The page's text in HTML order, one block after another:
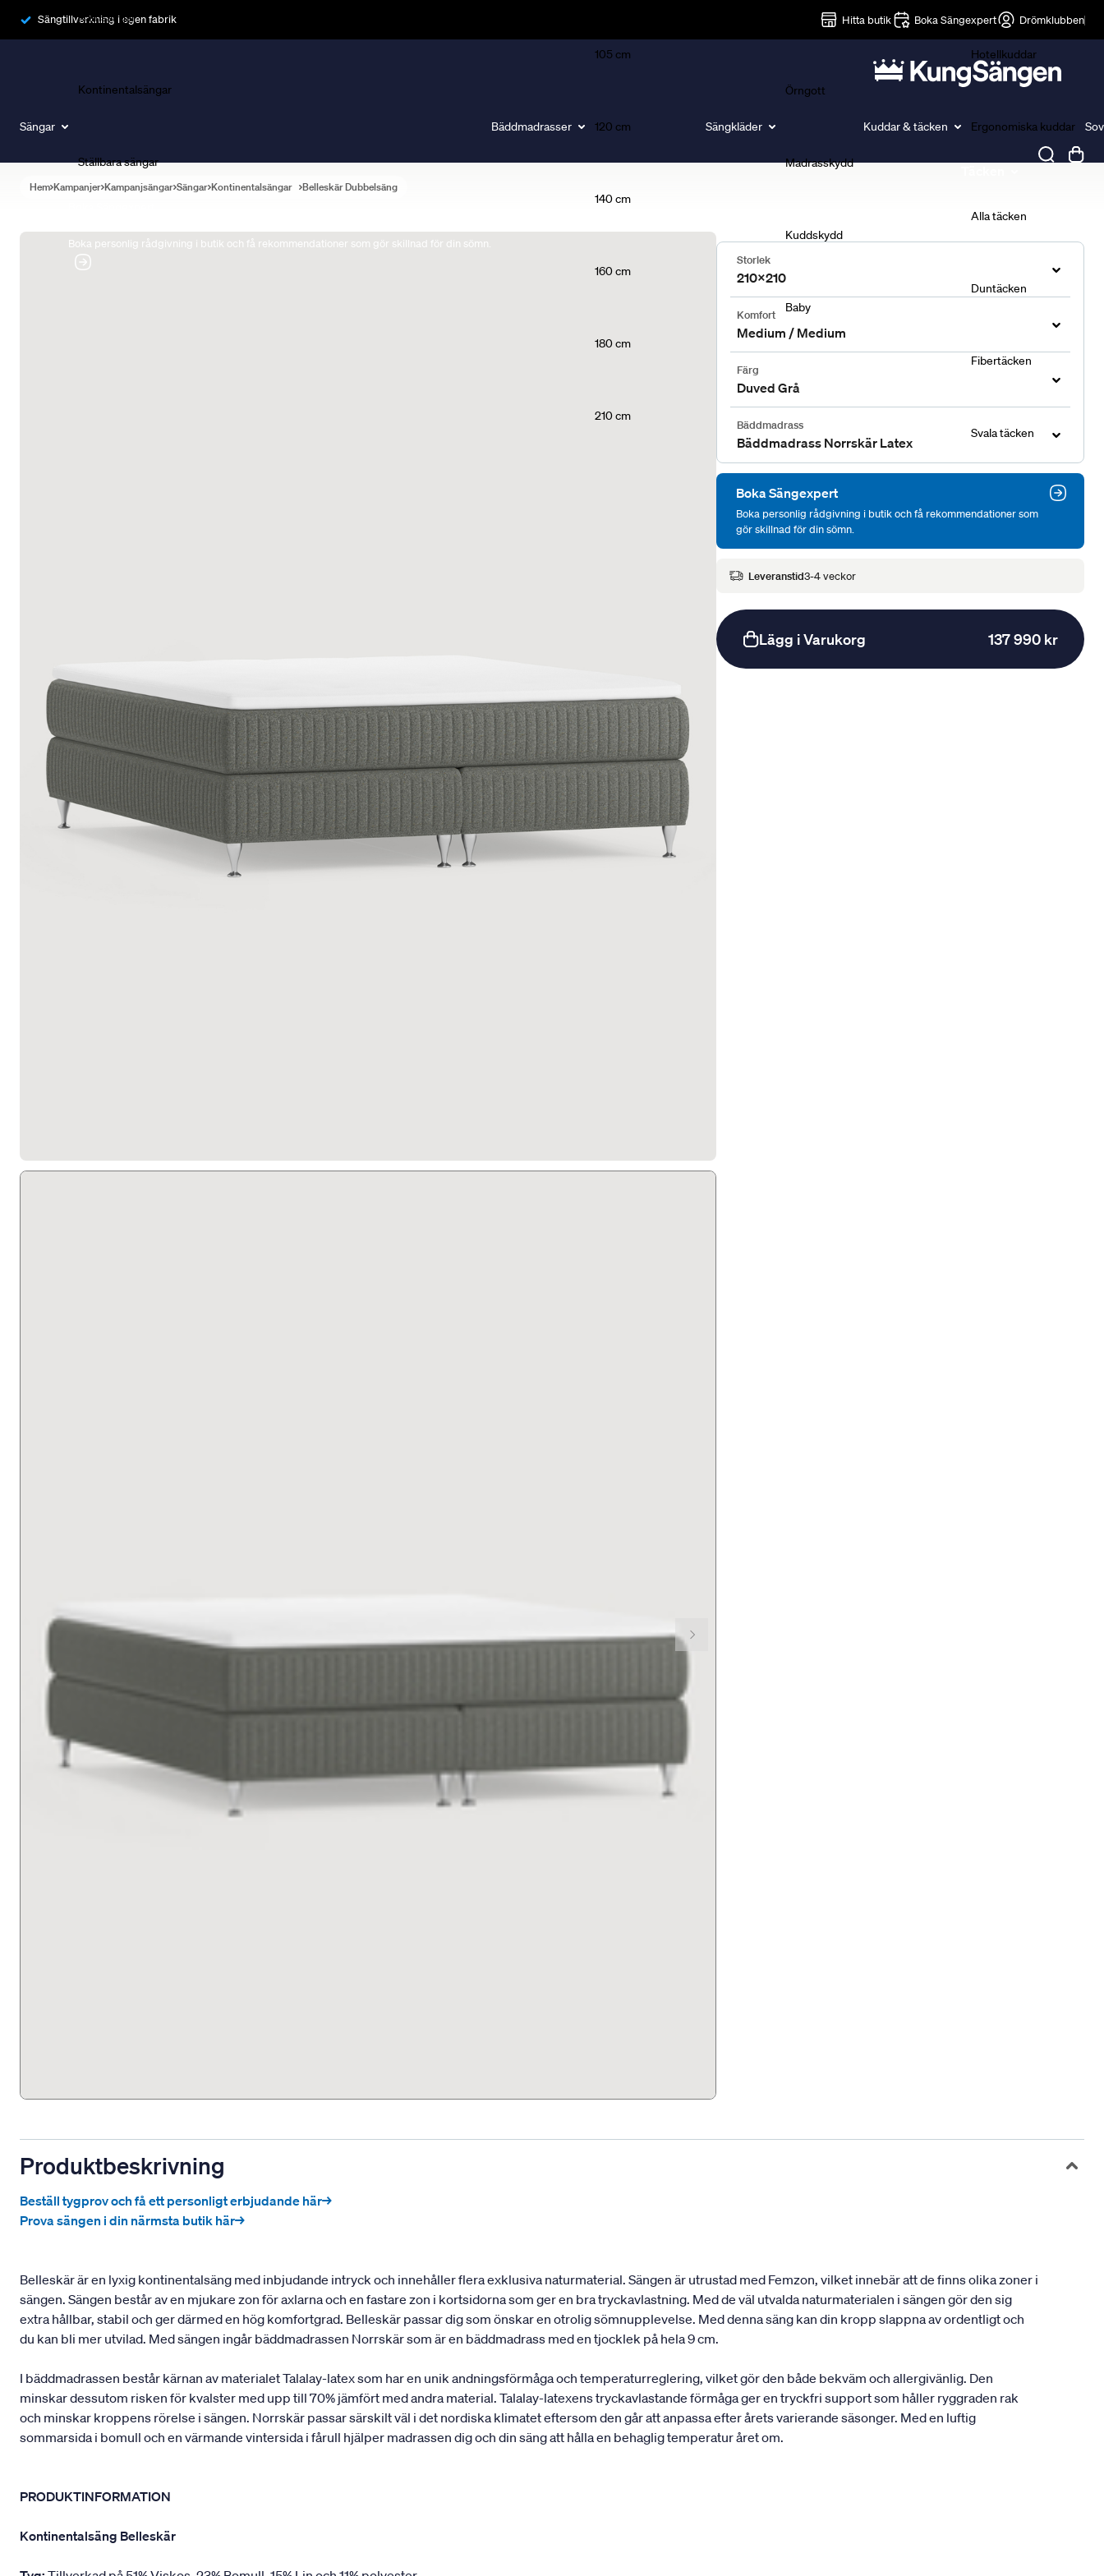
Sängtillverkning i egen fabrik Hitta butik Boka Sängexpert Drömklubben
Sängar
Ramsängar
Kontinentalsängar
Ställbara sängar
Boka personlig rådgivning i butik och få rekommendationer som gör skillnad för din sömn.
Bäddmadrasser
105 cm
120 cm
140 cm
160 cm
180 cm
210 cm
Sängkläder
Örngott
Madrasskydd
Kuddskydd
Baby
Kuddar & täcken
Hotellkuddar
Ergonomiska kuddar
Alla täcken
Duntäcken
Fibertäcken
Svala täcken
Hem Kampanjer Kampanjsängar Sängar Kontinentalsängar Belleskär Dubbelsäng
Storlek
210x210
Komfort
Medium / Medium
Färg
Duved Grå
Bäddmadrass
Bäddmadrass Norrskär Latex
Boka Sängexpert
Boka personlig rådgivning i butik och få rekommendationer som
gör skillnad för din sömn.
Leveranstid3-4 veckor
Lägg i Varukorg 137 990 kr
Produktbeskrivning
Beställ tygprov och få ett personligt erbjudande här→
Prova sängen i din närmsta butik här→
Belleskär är en lyxig kontinentalsäng med inbjudande intryck och innehåller flera exklusiva naturmaterial. Sängen är utrustad med Femzon, vilket innebär att de finns olika zoner i
sängen. Sängen består av en mjukare zon för axlarna och en fastare zon i kortsidorna som ger en bra tryckavlastning. Med de väl utvalda naturmaterialen i sängen gör den sig
extra hållbar, stabil och ger därmed en hög komfortgrad. Belleskär passar dig som önskar en otrolig sömnupplevelse. Med denna säng kan din kropp slappna av ordentligt och
du kan bli mer utvilad. Med sängen ingår bäddmadrassen Norrskär som är en bäddmadrass med en tjocklek på hela 9 cm.
I bäddmadrassen består kärnan av materialet Talalay-latex som har en unik andningsförmåga och temperaturreglering, vilket gör den både bekväm och allergivänlig. Den
minskar dessutom risken för kvalster med upp till 70% jämfört med andra material. Talalay-latexens tryckavlastande förmåga ger en tryckfri support som håller ryggraden rak
och minskar kroppens rörelse i sängen. Norrskär passar särskilt väl i det nordiska klimatet eftersom den går att anpassa efter årets varierande säsonger. Med en luftig
sommarsida i bomull och en värmande vintersida i fårull hjälper madrassen dig och din säng att hålla en behaglig temperatur året om.
PRODUKTINFORMATION
Kontinentalsäng Belleskär